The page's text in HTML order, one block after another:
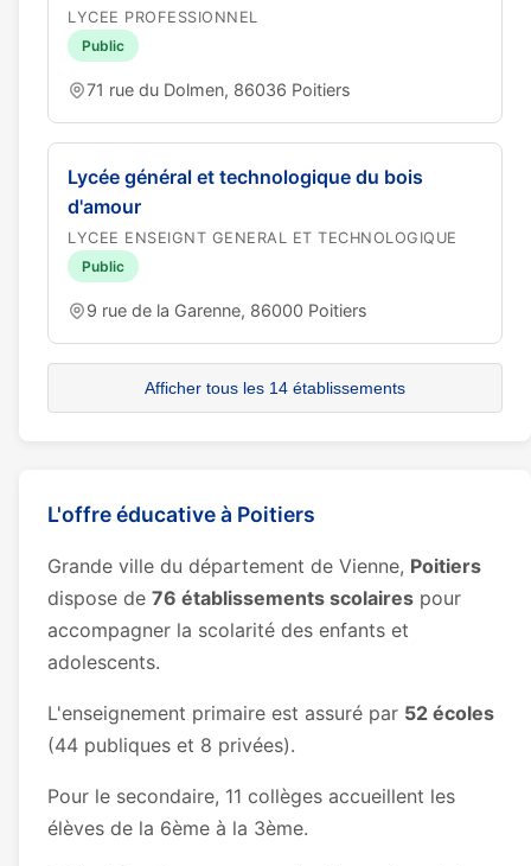
LYCEE PROFESSIONNEL
Public
71 rue du Dolmen, 86036 Poitiers
Lycée général et technologique du bois
d'amour
LYCEE ENSEIGNT GENERAL ET TECHNOLOGIQUE
Public
9 rue de la Garenne, 86000 Poitiers
Afficher tous les 14 établissements
L'offre éducative à Poitiers
Grande ville du département de Vienne, Poitiers
dispose de 76 établissements scolaires pour
accompagner la scolarité des enfants et
adolescents.
L'enseignement primaire est assuré par 52 écoles
(44 publiques et 8 privées).
Pour le secondaire, 11 collèges accueillent les
élèves de la 6ème à la 3ème.